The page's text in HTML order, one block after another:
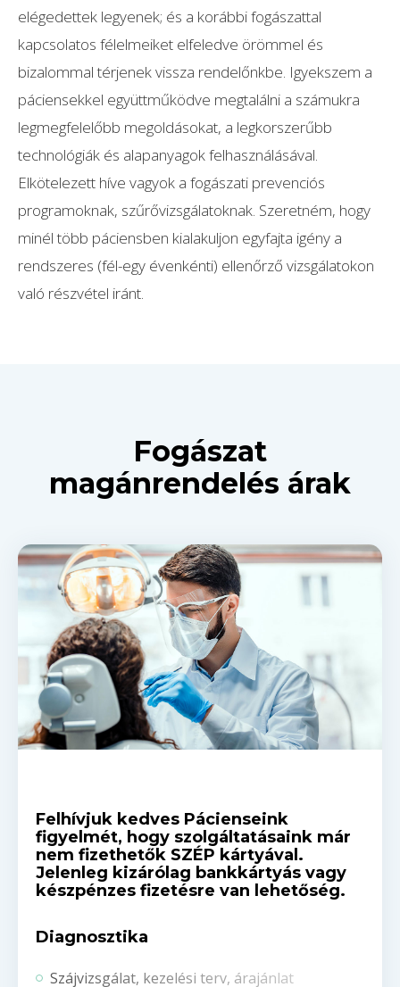
elégedettek legyenek; és a korábbi fogászattal
kapcsolatos félelmeiket elfeledve örömmel és
bizalommal térjenek vissza rendelőnkbe. Igyekszem a
páciensekkel együttműködve megtalálni a számukra
legmegfelelőbb megoldásokat, a legkorszerűbb
technológiák és alapanyagok felhasználásával.
Elkötelezett híve vagyok a fogászati prevenciós
programoknak, szűrővizsgálatoknak. Szeretném, hogy
minél több páciensben kialakuljon egyfajta igény a
rendszeres (fél-egy évenkénti) ellenőrző vizsgálatokon
való részvétel iránt.
Fogászat
magánrendelés árak
Felhívjuk kedves Pácienseink
figyelmét, hogy szolgáltatásaink már
nem fizethetők SZÉP kártyával.
Jelenleg kizárólag bankkártyás vagy
készpénzes fizetésre van lehetőség.
Diagnosztika
Szájvizsgálat, kezelési terv, árajánlat